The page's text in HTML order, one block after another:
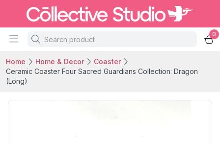
0
Home Home & Decor
Coaster
Ceramic Coaster Four Sacred Guardians Collection: Dragon
(Long)